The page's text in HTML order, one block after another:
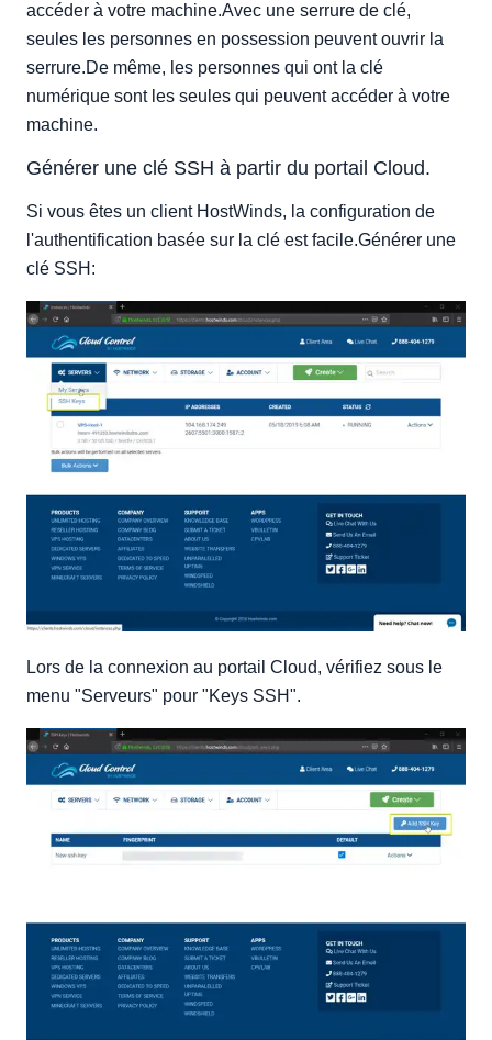
accéder à votre machine.Avec une serrure de clé,
seules les personnes en possession peuvent ouvrir la
serrure.De même, les personnes qui ont la clé
numérique sont les seules qui peuvent accéder à votre
machine.
Générer une clé SSH à partir du portail Cloud.
Si vous êtes un client HostWinds, la configuration de
l'authentification basée sur la clé est facile.Générer une
clé SSH:
Lors de la connexion au portail Cloud, vérifiez sous le
menu "Serveurs" pour "Keys SSH".